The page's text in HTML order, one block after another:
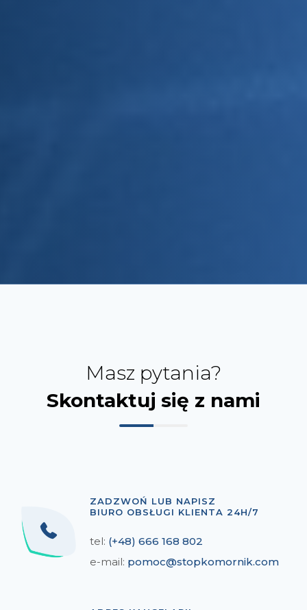
Masz pytania?
Skontaktuj się z nami
ZADZWOŃ LUB NAPISZ
BIURO OBSŁUGI KLIENTA 24H/7
tel: (+48) 666 168 802
e-mail: pomoc@stopkomornik.com